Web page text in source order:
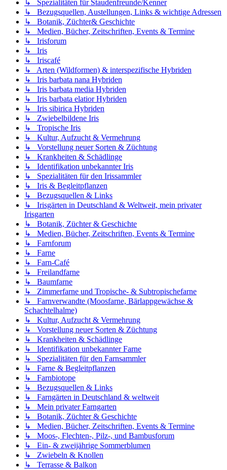
↳ Spezialitäten für Staudenfreunde/Kenner
↳ Bezugsquellen, Austellungen, Links & wichtige Adressen
↳ Botanik, Züchter& Geschichte
↳ Medien, Bücher, Zeitschriften, Events & Termine
↳ Irisforum
↳ Iris
↳ Iriscafé
↳ Arten (Wildformen) & interspezifische Hybriden
↳ Iris barbata nana Hybriden
↳ Iris barbata media Hybriden
↳ Iris barbata elatior Hybriden
↳ Iris sibirica Hybriden
↳ Zwiebelbildene Iris
↳ Tropische Iris
↳ Kultur, Aufzucht & Vermehrung
↳ Vorstellung neuer Sorten & Züchtung
↳ Krankheiten & Schädlinge
↳ Identifikation unbekannter Iris
↳ Spezialitäten für den Irissammler
↳ Iris & Begleitpflanzen
↳ Bezugsquellen & Links
↳ Irisgärten in Deutschland & Weltweit, mein privater
Irisgarten
↳ Botanik, Züchter & Geschichte
↳ Medien, Bücher, Zeitschriften, Events & Termine
↳ Farnforum
↳ Farne
↳ Farn-Café
↳ Freilandfarne
↳ Baumfarne
↳ Zimmerfarne und Tropische- & Subtropischefarne
↳ Farnverwandte (Moosfarne, Bärlappgewächse &
Schachtelhalme)
↳ Kultur, Aufzucht & Vermehrung
↳ Vorstellung neuer Sorten & Züchtung
↳ Krankheiten & Schädlinge
↳ Identifikation unbekannter Farne
↳ Spezialitäten für den Farnsammler
↳ Farne & Begleitpflanzen
↳ Farnbiotope
↳ Bezugsquellen & Links
↳ Farngärten in Deutschland & weltweit
↳ Mein privater Farngarten
↳ Botanik, Züchter & Geschichte
↳ Medien, Bücher, Zeitschriften, Events & Termine
↳ Moos-, Flechten-, Pilz-, und Bambusforum
↳ Ein- & zweijährige Sommerblumen
↳ Zwiebeln & Knollen
↳ Terrasse & Balkon